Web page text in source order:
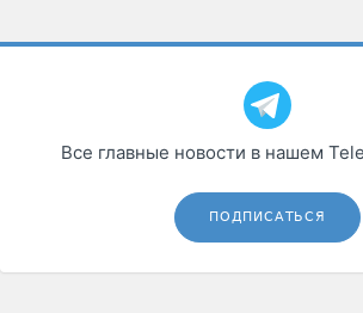
Все главные новости в нашем
ПОДПИСАТЬСЯ